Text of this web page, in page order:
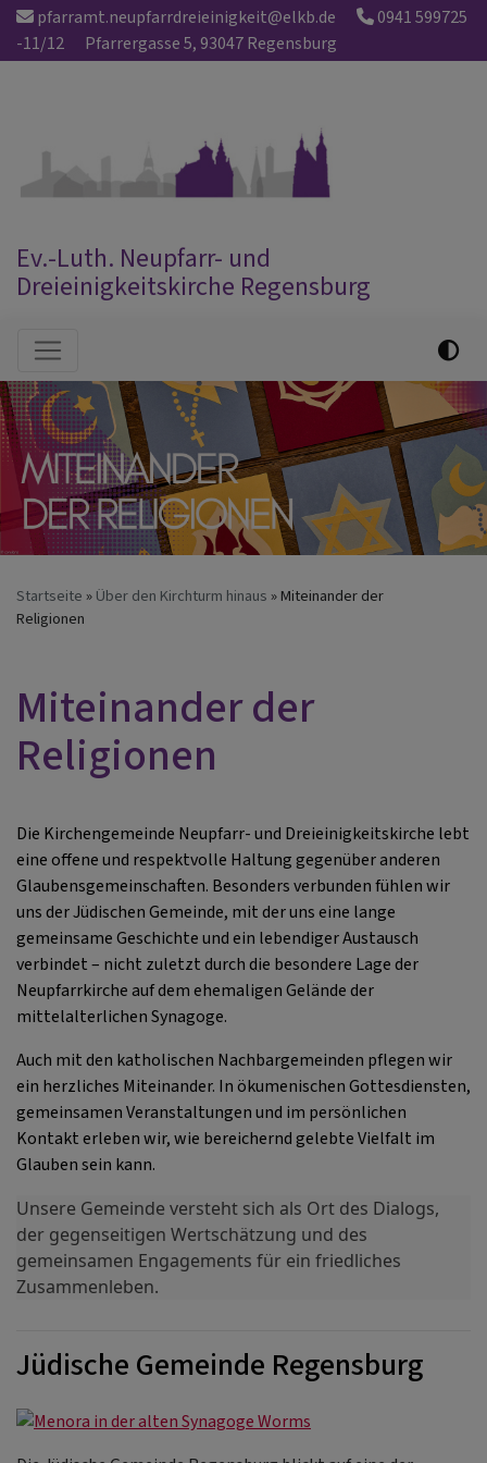
Direkt
zum
Inhalt
pfarramt.neupfarrdreieinigkeit@elkb.de
0941 599725
-11/12
Pfarrergasse 5, 93047 Regensburg
Ev.-Luth. Neupfarr- und
Dreieinigkeitskirche Regensburg
Hauptnavigation
Startseite Über den Kirchturm hinaus
Miteinander der
Religionen
Miteinander der
Religionen
Die Kirchengemeinde Neupfarr- und Dreieinigkeitskirche lebt
eine offene und respektvolle Haltung gegenüber anderen
Glaubensgemeinschaften. Besonders verbunden fühlen wir
uns der Jüdischen Gemeinde, mit der uns eine lange
gemeinsame Geschichte und ein lebendiger Austausch
verbindet – nicht zuletzt durch die besondere Lage der
Neupfarrkirche auf dem ehemaligen Gelände der
mittelalterlichen Synagoge.
Auch mit den katholischen Nachbargemeinden pflegen wir
ein herzliches Miteinander. In ökumenischen Gottesdiensten,
gemeinsamen Veranstaltungen und im persönlichen
Kontakt erleben wir, wie bereichernd gelebte Vielfalt im
Glauben sein kann.
Unsere Gemeinde versteht sich als Ort des Dialogs,
der gegenseitigen Wertschätzung und des
gemeinsamen Engagements für ein friedliches
Zusammenleben.
Jüdische Gemeinde Regensburg